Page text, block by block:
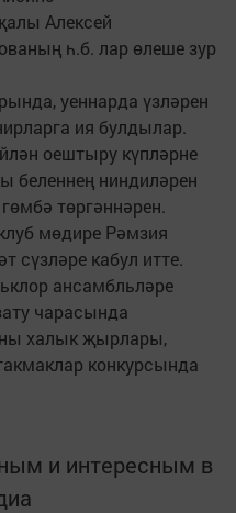
Алексей
һ.б. лар өлеше зур
уеннарда үзләрен
ия булдылар.
оештыру күпләрне
беленнең ниндиләрен
төргәннәрен.
мөдире Рәмзия
сүзләре кабул итте.
ансамбльләре
чарасында
халык җырлары,
конкурсында
и интересным в